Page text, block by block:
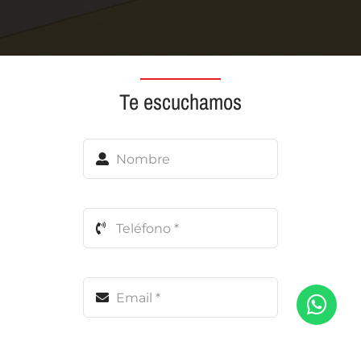
Te escuchamos